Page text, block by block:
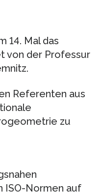
14. Mal das
von der Professur
Referenten aus
zu
ISO-Normen auf